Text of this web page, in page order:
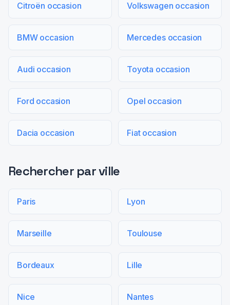
Citroën occasion Volkswagen occasion
BMW occasion Mercedes occasion
Audi occasion Toyota occasion
Ford occasion Opel occasion
Dacia occasion Fiat occasion
Rechercher par ville
Paris Lyon
Marseille Toulouse
Bordeaux Lille
Nice Nantes